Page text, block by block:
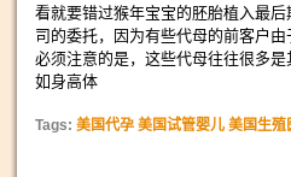
看就要错过猴年宝宝的胚胎植入最
司的委托，因为有些代母的前客户
必须注意的是，这些代母往往很多
如身高体
Tags: 美国代孕 美国试管婴儿 美国生殖